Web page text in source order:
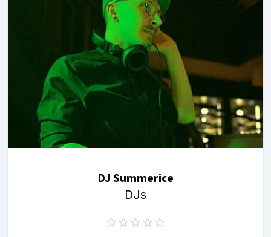
DJ Summerice
DJs